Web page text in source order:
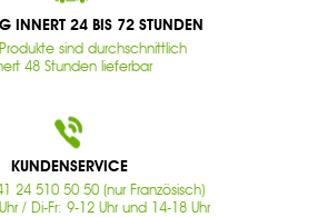
INNERT 24 BIS 72 STUNDEN
sind durchschnittlich
48 Stunden lieferbar
KUNDENSERVICE
24 510 50 50 (nur Französisch)
/ Di-Fr: 9-12 Uhr und 14-18 Uhr